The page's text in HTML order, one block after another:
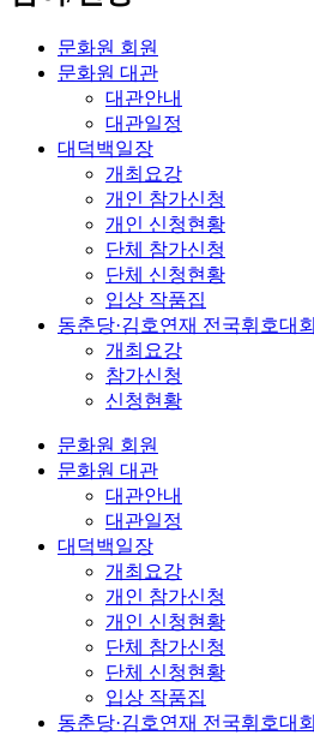
문화원 회원
문화원 대관
대관안내
대관일정
대덕백일장
개최요강
개인 참가신청
개인 신청현황
단체 참가신청
단체 신청현황
입상 작품집
동춘당·김호연재 전국휘호대회
개최요강
참가신청
신청현황
문화원 회원
문화원 대관
대관안내
대관일정
대덕백일장
개최요강
개인 참가신청
개인 신청현황
단체 참가신청
단체 신청현황
입상 작품집
동춘당·김호연재 전국휘호대회